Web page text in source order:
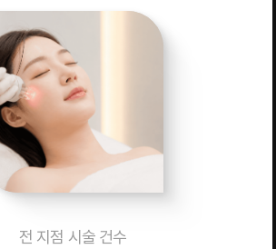
전 지점 시술 건수